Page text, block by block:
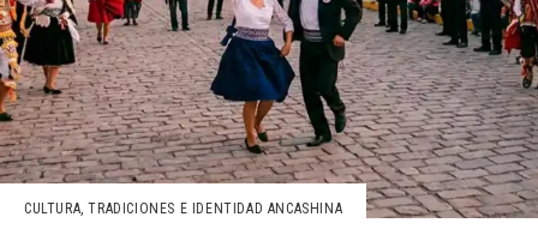
CULTURA, TRADICIONES E IDENTIDAD ANCASHINA